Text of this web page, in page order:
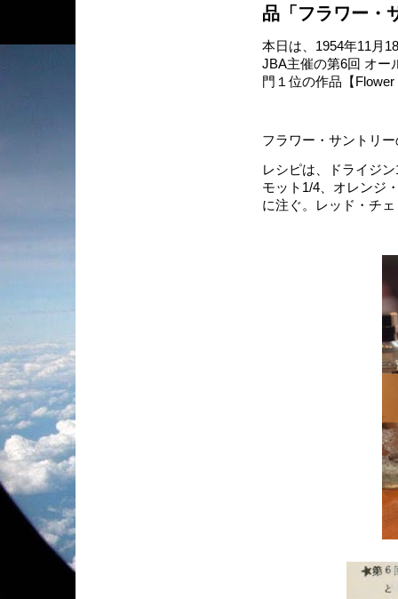
品「フラワー・
本日は、1954年11月
JBA主催の第6回 オー
門１位の作品【
フラワー・サントリ
レシピは、ドライジ
モット1/4、オレンジ
に注ぐ。レッド・チ